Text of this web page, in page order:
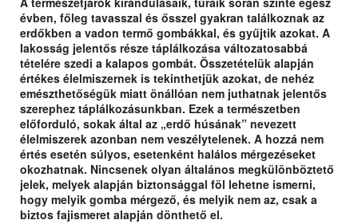
évben, főleg tavasszal és ősszel gyakran találkoznak az
erdőkben a vadon termő gombákkal, és gyűjtik azokat. A
lakosság jelentős része táplálkozása változatosabbá
tételére szedi a kalapos gombát. Összetételük alapján
értékes élelmiszernek is tekinthetjük azokat, de nehéz
emészthetőségük miatt önállóan nem juthatnak jelentős
szerephez táplálkozásunkban. Ezek a természetben
előforduló, sokak által az „erdő húsának” nevezett
élelmiszerek azonban nem veszélytelenek. A hozzá nem
értés esetén súlyos, esetenként halálos mérgezéseket
okozhatnak. Nincsenek olyan általános megkülönböztető
jelek, melyek alapján biztonsággal föl lehetne ismerni,
hogy melyik gomba mérgező, és melyik nem az, csak a
biztos fajismeret alapján dönthető el.